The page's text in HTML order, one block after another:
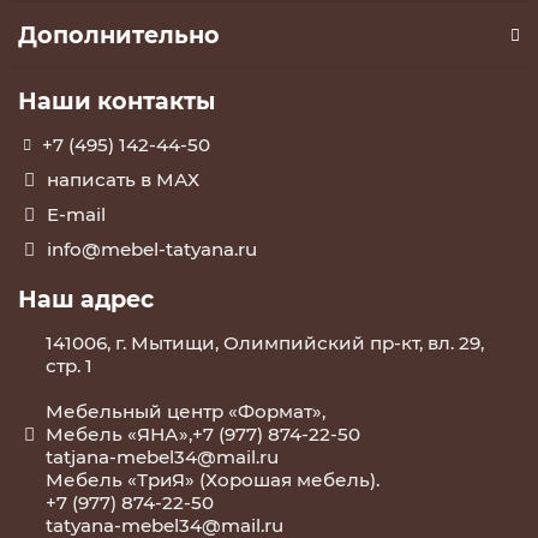
Дополнительно
Наши контакты
+7 (495) 142-44-50
написать в МАХ
E-mail
info@mebel-tatyana.ru
Наш адрес
141006, г. Мытищи, Олимпийский пр-кт, вл. 29,
стр. 1
Мебельный центр «Формат»,
Мебель «ЯНА»,+7 (977) 874-22-50
tatjana-mebel34@mail.ru
Мебель «ТриЯ» (Хорошая мебель).
+7 (977) 874-22-50
tatyana-mebel34@mail.ru